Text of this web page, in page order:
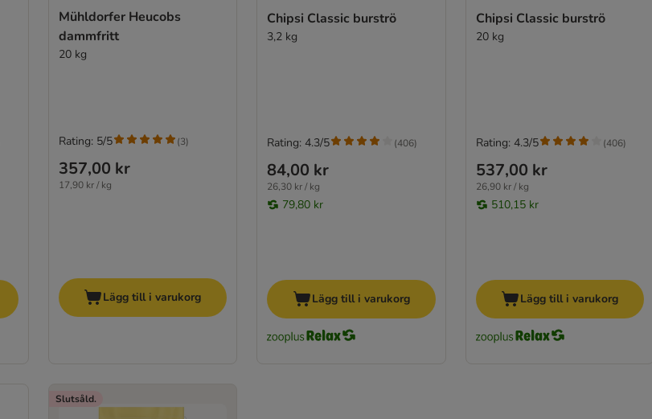
Mühldorfer Heucobs
dammfritt
20 kg
357,00 kr
17,90 kr / kg
Rating: 5/5 (3)
Lägg till i varukorg
Chipsi Classic burströ
3,2 kg
84,00 kr
26,30 kr / kg
79,80 kr
Rating: 4.3/5 (406)
Lägg till i varukorg
Chipsi Classic burströ
20 kg
537,00 kr
26,90 kr / kg
510,15 kr
Rating: 4.3/5 (406)
Lägg till i varukorg
Slutsåld.